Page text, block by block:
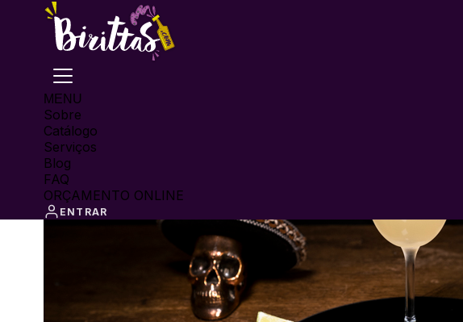
MENU
Sobre
Catálogo
Serviços
Blog
FAQ
ORÇAMENTO ONLINE
ENTRAR